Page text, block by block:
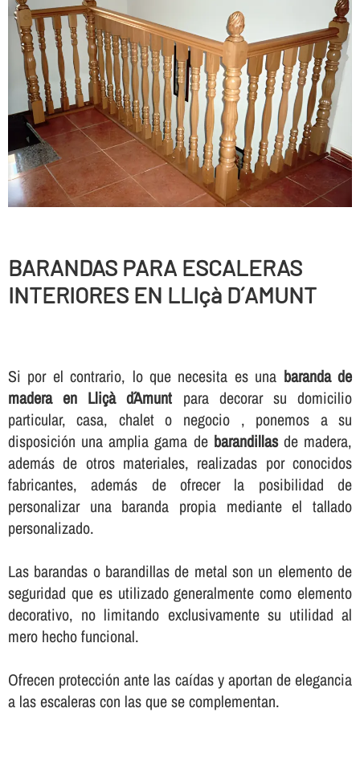
BARANDAS PARA ESCALERAS
INTERIORES EN LLIçà D´AMUNT
Si por el contrario, lo que necesita es una baranda de
madera en Lliçà d´Amunt para decorar su domicilio
particular, casa, chalet o negocio , ponemos a su
disposición una amplia gama de barandillasde madera,
además de otros materiales, realizadas por conocidos
fabricantes, además de ofrecer la posibilidad de
personalizar una baranda propia mediante el tallado
personalizado.
Las barandas o barandillas de metal son un elemento de
seguridad que es utilizado generalmente como elemento
decorativo, no limitando exclusivamente su utilidad al
mero hecho funcional.
Ofrecen protección ante las caí­das y aportan de elegancia
a las escaleras con las que se complementan.